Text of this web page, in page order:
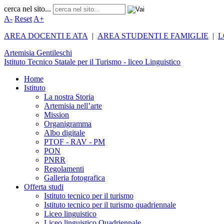
cerca nel sito...
A- Reset A+
AREA DOCENTI E ATA
| AREA STUDENTI E FAMIGLIE |
Artemisia Gentileschi
Istituto Tecnico Statale per il Turismo - liceo Linguistico
Home
Istituto
La nostra Storia
Artemisia nell’arte
Mission
Organigramma
Albo digitale
PTOF - RAV - PM
PON
PNRR
Regolamenti
Galleria fotografica
Offerta studi
Istituto tecnico per il turismo
Istituto tecnico per il turismo quadriennale
Liceo linguistico